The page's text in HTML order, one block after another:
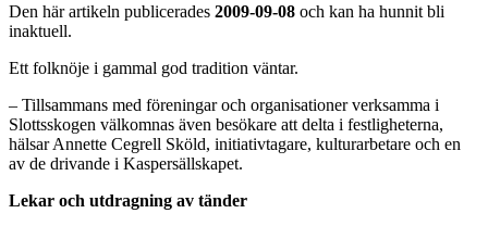
Den här artikeln publicerades 2009-09-08 och kan ha hunnit bli
inaktuell.
Ett folknöje i gammal god tradition väntar.
– Tillsammans med föreningar och organisationer verksamma i
Slottsskogen välkomnas även besökare att delta i festligheterna,
hälsar Annette Cegrell Sköld, initiativtagare, kulturarbetare och en
av de drivande i Kaspersällskapet.
Lekar och utdragning av tänder